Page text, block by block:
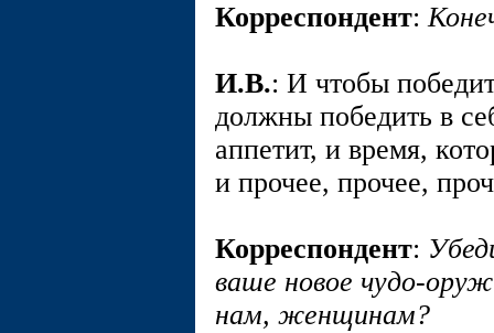
Корреспондент:
И.В.: И чтобы
должны победить в
аппетит, и время,
и прочее, прочее,
Корреспондент:
ваше новое чудо-
нам, женщинам?